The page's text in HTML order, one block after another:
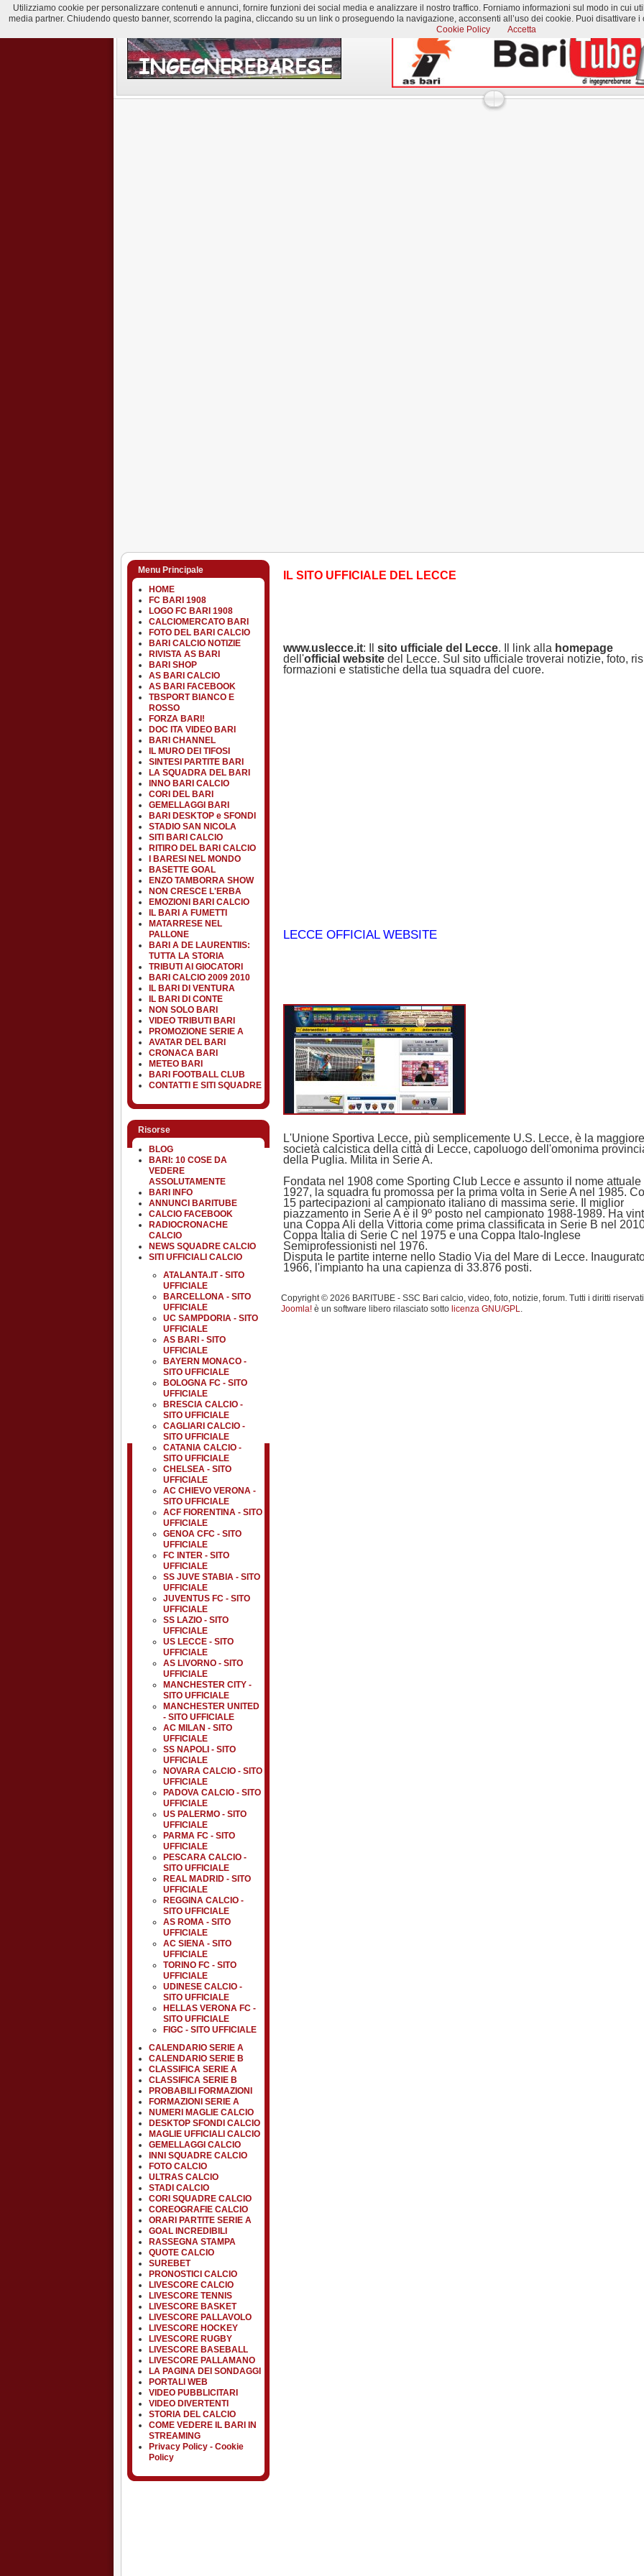
Menu Principale
HOME
FC BARI 1908
LOGO FC BARI 1908
CALCIOMERCATO BARI
FOTO DEL BARI CALCIO
BARI CALCIO NOTIZIE
RIVISTA AS BARI
BARI SHOP
AS BARI CALCIO
AS BARI FACEBOOK
TBSPORT BIANCO E
ROSSO
FORZA BARI!
DOC ITA VIDEO BARI
BARI CHANNEL
IL MURO DEI TIFOSI
SINTESI PARTITE BARI
LA SQUADRA DEL BARI
INNO BARI CALCIO
CORI DEL BARI
GEMELLAGGI BARI
BARI DESKTOP e SFONDI
STADIO SAN NICOLA
SITI BARI CALCIO
RITIRO DEL BARI CALCIO
I BARESI NEL MONDO
BASETTE GOAL
ENZO TAMBORRA SHOW
NON CRESCE L'ERBA
EMOZIONI BARI CALCIO
IL BARI A FUMETTI
MATARRESE NEL
PALLONE
BARI A DE LAURENTIIS:
TUTTA LA STORIA
TRIBUTI AI GIOCATORI
BARI CALCIO 2009 2010
IL BARI DI VENTURA
IL BARI DI CONTE
NON SOLO BARI
VIDEO TRIBUTI BARI
PROMOZIONE SERIE A
AVATAR DEL BARI
CRONACA BARI
METEO BARI
BARI FOOTBALL CLUB
CONTATTI E SITI SQUADRE
Risorse
BLOG
BARI: 10 COSE DA
VEDERE
ASSOLUTAMENTE
BARI INFO
ANNUNCI BARITUBE
CALCIO FACEBOOK
RADIOCRONACHE
CALCIO
NEWS SQUADRE CALCIO
SITI UFFICIALI CALCIO
ATALANTA.IT - SITO
UFFICIALE
BARCELLONA - SITO
UFFICIALE
UC SAMPDORIA - SITO
UFFICIALE
AS BARI - SITO
UFFICIALE
BAYERN MONACO -
SITO UFFICIALE
BOLOGNA FC - SITO
UFFICIALE
BRESCIA CALCIO -
SITO UFFICIALE
CAGLIARI CALCIO -
SITO UFFICIALE
CATANIA CALCIO -
SITO UFFICIALE
CHELSEA - SITO
UFFICIALE
AC CHIEVO VERONA -
SITO UFFICIALE
ACF FIORENTINA - SITO
UFFICIALE
GENOA CFC - SITO
UFFICIALE
FC INTER - SITO
UFFICIALE
SS JUVE STABIA - SITO
UFFICIALE
JUVENTUS FC - SITO
UFFICIALE
SS LAZIO - SITO
UFFICIALE
US LECCE - SITO
UFFICIALE
AS LIVORNO - SITO
UFFICIALE
MANCHESTER CITY -
SITO UFFICIALE
MANCHESTER UNITED
- SITO UFFICIALE
AC MILAN - SITO
UFFICIALE
SS NAPOLI - SITO
UFFICIALE
NOVARA CALCIO - SITO
UFFICIALE
PADOVA CALCIO - SITO
UFFICIALE
US PALERMO - SITO
UFFICIALE
PARMA FC - SITO
UFFICIALE
PESCARA CALCIO -
SITO UFFICIALE
REAL MADRID - SITO
UFFICIALE
REGGINA CALCIO -
SITO UFFICIALE
AS ROMA - SITO
UFFICIALE
AC SIENA - SITO
UFFICIALE
TORINO FC - SITO
UFFICIALE
UDINESE CALCIO -
SITO UFFICIALE
HELLAS VERONA FC -
SITO UFFICIALE
FIGC - SITO UFFICIALE
CALENDARIO SERIE A
CALENDARIO SERIE B
CLASSIFICA SERIE A
CLASSIFICA SERIE B
PROBABILI FORMAZIONI
FORMAZIONI SERIE A
NUMERI MAGLIE CALCIO
DESKTOP SFONDI CALCIO
MAGLIE UFFICIALI CALCIO
GEMELLAGGI CALCIO
INNI SQUADRE CALCIO
FOTO CALCIO
ULTRAS CALCIO
STADI CALCIO
CORI SQUADRE CALCIO
COREOGRAFIE CALCIO
ORARI PARTITE SERIE A
GOAL INCREDIBILI
RASSEGNA STAMPA
QUOTE CALCIO
SUREBET
PRONOSTICI CALCIO
LIVESCORE CALCIO
LIVESCORE TENNIS
LIVESCORE BASKET
LIVESCORE PALLAVOLO
LIVESCORE HOCKEY
LIVESCORE RUGBY
LIVESCORE BASEBALL
LIVESCORE PALLAMANO
LA PAGINA DEI SONDAGGI
PORTALI WEB
VIDEO PUBBLICITARI
VIDEO DIVERTENTI
STORIA DEL CALCIO
COME VEDERE IL BARI IN
STREAMING
Privacy Policy - Cookie
Policy
IL SITO UFFICIALE DEL LECCE
www.uslecce.it: Il sito ufficiale del Lecce. Il link alla homepage
dell'official website del Lecce. Sul sito ufficiale troverai notizie, foto,
formazioni e statistiche della tua squadra del cuore.
LECCE OFFICIAL WEBSITE
L'Unione Sportiva Lecce, più semplicemente U.S. Lecce, è la maggiore
società calcistica della città di Lecce, capoluogo dell'omonima
della Puglia. Milita in Serie A.
Fondata nel 1908 come Sporting Club Lecce e assunto il nome attuale
1927, la squadra fu promossa per la prima volta in Serie A nel 1985.
15 partecipazioni al campionato italiano di massima serie. Il miglior
piazzamento in Serie A è il 9º posto nel campionato 1988-1989. Ha
una Coppa Ali della Vittoria come prima classificata in Serie B nel
Coppa Italia di Serie C nel 1975 e una Coppa Italo-Inglese
Semiprofessionisti nel 1976.
Disputa le partite interne nello Stadio Via del Mare di Lecce.
1966, l'impianto ha una capienza di 33.876 posti.
Copyright © 2026 BARITUBE - SSC Bari calcio, video, foto, notizie, forum. Tutti i diritti
Joomla! è un software libero rilasciato sotto licenza GNU/GPL.
Utilizziamo cookie per personalizzare contenuti e annunci, fornire funzioni dei social media e analizzare il nostro traffico. Forniamo informazioni sul modo in cui
media partner. Chiudendo questo banner, scorrendo la pagina, cliccando su un link o proseguendo la navigazione, acconsenti all’uso dei cookie. Puoi
Cookie Policy
Accetta